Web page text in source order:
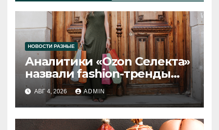
НОВОСТИ РАЗНЫЕ
Аналитики «Ozon Селекта»
назвали fashion-тренды
2026 года
АВГ 4, 2026 ADMIN